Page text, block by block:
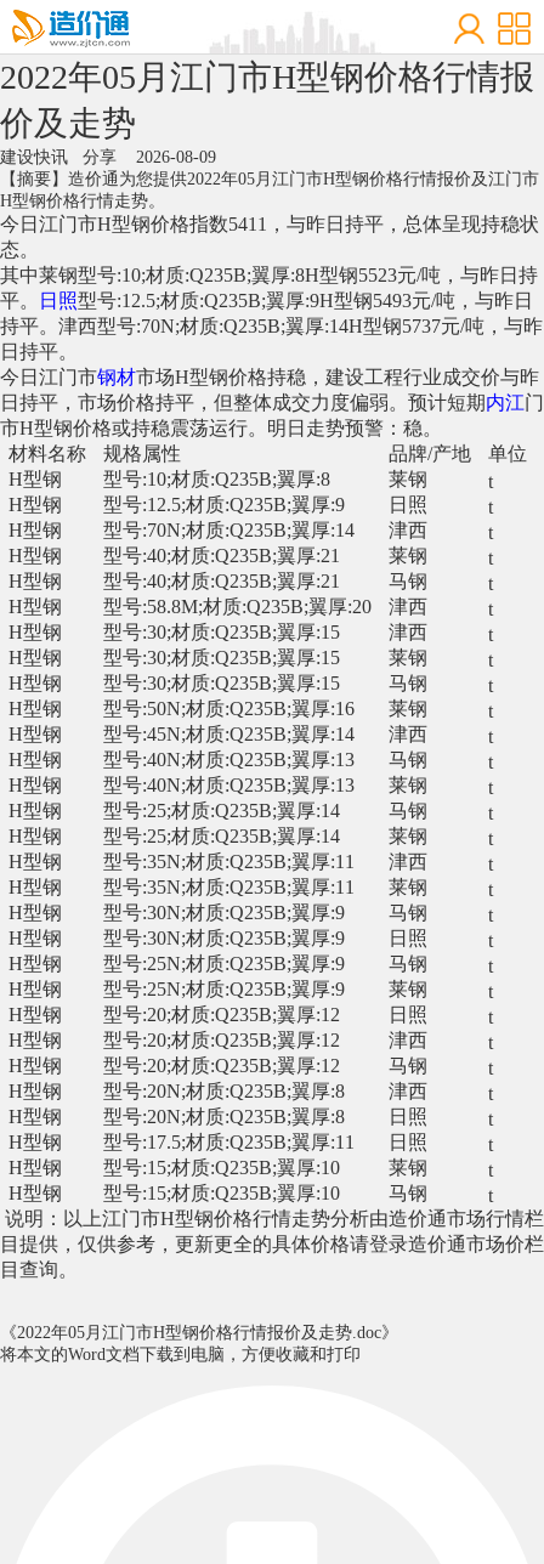
2022年05月江门市H型钢价格行情报
价及走势
建设快讯 分享 2026-08-09
【摘要】造价通为您提供2022年05月江门市H型钢价格行情报价及江门市
H型钢价格行情走势。
今日 江门市H型钢价格指数5411 ， 与昨日持平，总体呈现持稳状
态。
其中莱钢型号:10;材质:Q235B;翼厚:8H型钢5523元/吨，与昨日持
平。
日照型号:12.5;材质:Q235B;翼厚:9H型钢5493元/吨，与昨日
持平。津西型号:70N;材质:Q235B;翼厚:14H型钢5737元/吨，与昨
日持平。
今日江门市钢材市场H型钢价格持稳，建设工程行业成交价与昨
日持平，市场价格持平，但整体成交力度偏弱。预计短期内江门
市H型钢价格或持稳震荡运行。明日走势预警：稳。
材料名称
规格属性 品牌/产地
单位
H型钢
型号:10;材质:Q235B;翼厚:8 莱钢
t
H型钢
型号:12.5;材质:Q235B;翼厚:9 日照
t
H型钢
型号:70N;材质:Q235B;翼厚:14 津西
t
H型钢
型号:40;材质:Q235B;翼厚:21 莱钢
t
H型钢
型号:40;材质:Q235B;翼厚:21 马钢
t
H型钢
型号:58.8M;材质:Q235B;翼厚:20 津西
t
H型钢
型号:30;材质:Q235B;翼厚:15 津西
t
H型钢
型号:30;材质:Q235B;翼厚:15 莱钢
t
H型钢
型号:30;材质:Q235B;翼厚:15 马钢
t
H型钢
型号:50N;材质:Q235B;翼厚:16 莱钢
t
H型钢
型号:45N;材质:Q235B;翼厚:14 津西
t
H型钢
型号:40N;材质:Q235B;翼厚:13 马钢
t
H型钢
型号:40N;材质:Q235B;翼厚:13 莱钢
t
H型钢
型号:25;材质:Q235B;翼厚:14 马钢
t
H型钢
型号:25;材质:Q235B;翼厚:14 莱钢
t
H型钢
型号:35N;材质:Q235B;翼厚:11 津西
t
H型钢
型号:35N;材质:Q235B;翼厚:11 莱钢
t
H型钢
型号:30N;材质:Q235B;翼厚:9 马钢
t
H型钢
型号:30N;材质:Q235B;翼厚:9 日照
t
H型钢
型号:25N;材质:Q235B;翼厚:9 马钢
t
H型钢
型号:25N;材质:Q235B;翼厚:9 莱钢
t
H型钢
型号:20;材质:Q235B;翼厚:12 日照
t
H型钢
型号:20;材质:Q235B;翼厚:12 津西
t
H型钢
型号:20;材质:Q235B;翼厚:12 马钢
t
H型钢
型号:20N;材质:Q235B;翼厚:8 津西
t
H型钢
型号:20N;材质:Q235B;翼厚:8 日照
t
H型钢
型号:17.5;材质:Q235B;翼厚:11 日照
t
H型钢
型号:15;材质:Q235B;翼厚:10 莱钢
t
H型钢
型号:15;材质:Q235B;翼厚:10 马钢
t
说明：以上江门市H型钢价格行情走势分析由造价通市场行情栏
目提供 ，仅供参考， 更新更全的具体价格请登录造价通市场价栏
目查询。
《2022年05月江门市H型钢价格行情报价及走势.doc》
将本文的Word文档下载到电脑，方便收藏和打印